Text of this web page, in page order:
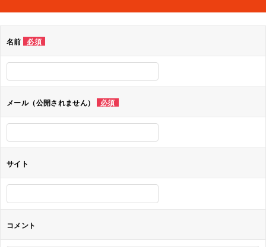
ビ
シ
ョ
ン
名前 必須
メール（公開されません） 必須
サイト
コメント